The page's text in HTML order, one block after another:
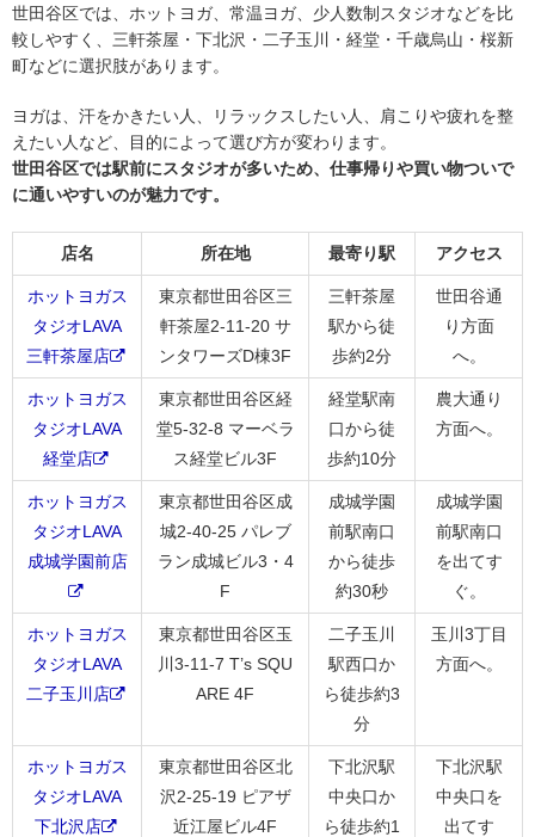
世田谷区では、ホットヨガ、常温ヨガ、少人数制スタジオなどを比
較しやすく、三軒茶屋・下北沢・二子玉川・経堂・千歳烏山・桜新
町などに選択肢があります。
ヨガは、汗をかきたい人、リラックスしたい人、肩こりや疲れを整
えたい人など、目的によって選び方が変わります。
世田谷区では駅前にスタジオが多いため、仕事帰りや買い物ついで
に通いやすいのが魅力です。
店名 所在地 最寄り駅 アクセス
ホットヨガス
タジオLAVA
三軒茶屋店
東京都世田谷区三
軒茶屋2-11-20 サ
ンタワーズD棟3F
三軒茶屋
駅から徒
歩約2分
世田谷通
り方面
へ。
ホットヨガス
タジオLAVA
経堂店
東京都世田谷区経
堂5-32-8 マーベラ
ス経堂ビル3F
経堂駅南
口から徒
歩約10分
農大通り
方面へ。
ホットヨガス
タジオLAVA
成城学園前店
東京都世田谷区成
城2-40-25 パレブ
ラン成城ビル3・4
F
成城学園
前駅南口
から徒歩
約30秒
成城学園
前駅南口
を出てす
ぐ。
ホットヨガス
タジオLAVA
二子玉川店
東京都世田谷区玉
川3-11-7 T’s SQU
ARE 4F
二子玉川
駅西口か
ら徒歩約3
分
玉川3丁目
方面へ。
ホットヨガス
タジオLAVA
下北沢店
東京都世田谷区北
沢2-25-19 ピアザ
近江屋ビル4F
下北沢駅
中央口か
ら徒歩約1
下北沢駅
中央口を
出てす